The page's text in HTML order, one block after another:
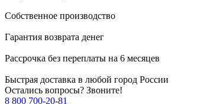
Собственное производство
Гарантия возврата денег
Рассрочка без переплаты на 6 месяцев
Быстрая доставка в любой город России
Остались вопросы? Звоните!
8 800 700-20-81